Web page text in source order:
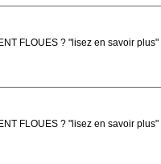
FLOUES ? "lisez en savoir plus"
FLOUES ? "lisez en savoir plus"